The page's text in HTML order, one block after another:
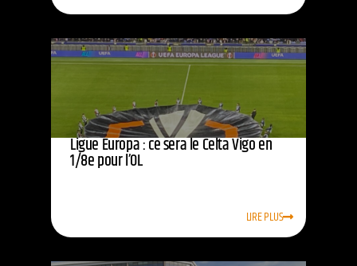
Ligue Europa : ce sera le Celta Vigo en
1/8e pour l’OL
LIRE PLUS